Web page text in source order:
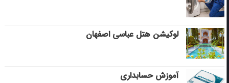
لوکیشن هتل عباسی اصفهان
آموزش حسابداری